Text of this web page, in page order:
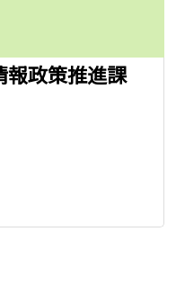
政策推進課